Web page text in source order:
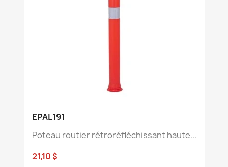
EPAL191
Poteau routier rétroréfléchissant haute...
21,10 $